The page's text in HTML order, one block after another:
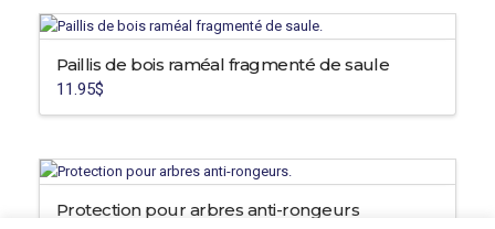
Paillis de bois raméal fragmenté de saule
11.95$
Protection pour arbres anti-rongeurs